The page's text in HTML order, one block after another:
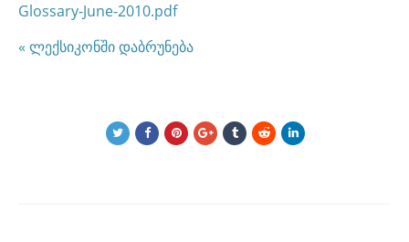
Glossary-June-2010.pdf
« ლექსიკონში დაბრუნება